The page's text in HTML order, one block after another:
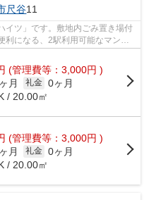
尺谷11
イツ」です。敷地内ごみ置き場付
利になる、2駅利用可能なマンシ
(管理費等：3,000円 )
月 礼金 0ヶ月
/ 20.00㎡
(管理費等：3,000円 )
月 礼金 0ヶ月
/ 20.00㎡